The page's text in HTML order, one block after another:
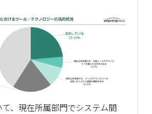
、現在所属部門でシステム間